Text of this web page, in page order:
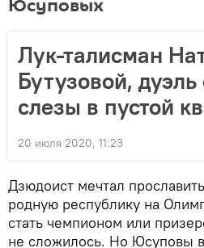
Юсуповых
Лук-талисман
Бутузовой,
слезы в пустой
20 июля 2020, 11:23
Дзюдоист мечтал
родную республику на
стать чемпионом или
не сложилось. Но Юсуповы